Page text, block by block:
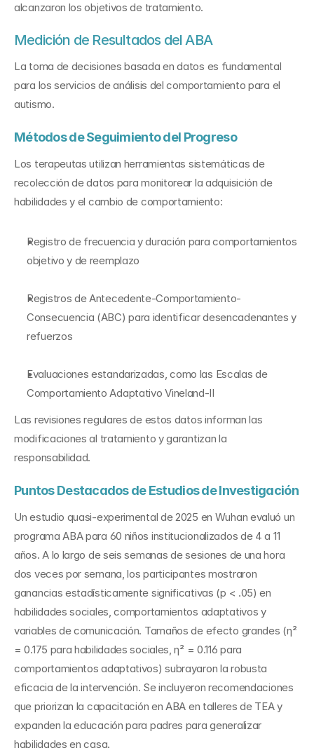
alcanzaron los objetivos de tratamiento.
Medición de Resultados del ABA
La toma de decisiones basada en datos es fundamental
para los servicios de análisis del comportamiento para el
autismo.
Métodos de Seguimiento del Progreso
Los terapeutas utilizan herramientas sistemáticas de
recolección de datos para monitorear la adquisición de
habilidades y el cambio de comportamiento:
Registro de frecuencia y duración para comportamientos
objetivo y de reemplazo
Registros de Antecedente-Comportamiento-
Consecuencia (ABC) para identificar desencadenantes y
refuerzos
Evaluaciones estandarizadas, como las Escalas de
Comportamiento Adaptativo Vineland-II
Las revisiones regulares de estos datos informan las
modificaciones al tratamiento y garantizan la
responsabilidad.
Puntos Destacados de Estudios de Investigación
Un estudio quasi-experimental de 2025 en Wuhan evaluó un
programa ABA para 60 niños institucionalizados de 4 a 11
años. A lo largo de seis semanas de sesiones de una hora
dos veces por semana, los participantes mostraron
ganancias estadísticamente significativas (p < .05) en
habilidades sociales, comportamientos adaptativos y
variables de comunicación. Tamaños de efecto grandes (η²
= 0.175 para habilidades sociales, η² = 0.116 para
comportamientos adaptativos) subrayaron la robusta
eficacia de la intervención. Se incluyeron recomendaciones
que priorizan la capacitación en ABA en talleres de TEA y
expanden la educación para padres para generalizar
habilidades en casa.